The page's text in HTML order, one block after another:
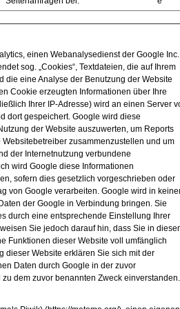
einen Webanalysedienst der Google Inc.
sog. „Cookies“, Textdateien, die auf Ihrem
die eine Analyse der Benutzung der Website
Cookie erzeugten Informationen über Ihre
Ihrer IP-Adresse) wird an einen Server
dort gespeichert. Google wird diese
der Website auszuwerten, um Reports
zusammenzustellen und um
der Internetnutzung verbundene
wird Google diese Informationen
sofern dies gesetzlich vorgeschrieben oder
von Google verarbeiten. Google wird in
der Google in Verbindung bringen. Sie
durch eine entsprechende Einstellung Ihrer
Sie jedoch darauf hin, dass Sie in
Funktionen dieser Website voll umfänglich
dieser Website erklären Sie sich mit der
Daten durch Google in der zuvor
dem zuvor benannten Zweck einverstanden.